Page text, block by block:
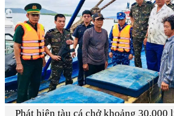
Phát hiện tàu cá chở khoảng 30.000